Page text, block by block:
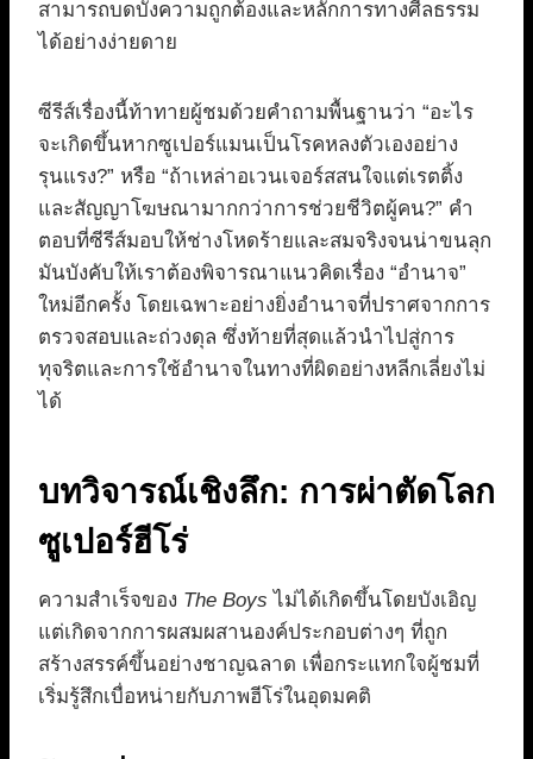
สามารถบดบังความถูกต้องและหลักการทางศีลธรรม
ได้อย่างง่ายดาย
ซีรีส์เรื่องนี้ท้าทายผู้ชมด้วยคำถามพื้นฐานว่า “อะไร
จะเกิดขึ้นหากซูเปอร์แมนเป็นโรคหลงตัวเองอย่าง
รุนแรง?” หรือ “ถ้าเหล่าอเวนเจอร์สสนใจแต่เรตติ้ง
และสัญญาโฆษณามากกว่าการช่วยชีวิตผู้คน?” คำ
ตอบที่ซีรีส์มอบให้ช่างโหดร้ายและสมจริงจนน่าขนลุก
มันบังคับให้เราต้องพิจารณาแนวคิดเรื่อง “อำนาจ”
ใหม่อีกครั้ง โดยเฉพาะอย่างยิ่งอำนาจที่ปราศจากการ
ตรวจสอบและถ่วงดุล ซึ่งท้ายที่สุดแล้วนำไปสู่การ
ทุจริตและการใช้อำนาจในทางที่ผิดอย่างหลีกเลี่ยงไม่
ได้
บทวิจารณ์เชิงลึก: การผ่าตัดโลก
ซูเปอร์ฮีโร่
ความสำเร็จของ The Boys ไม่ได้เกิดขึ้นโดยบังเอิญ
แต่เกิดจากการผสมผสานองค์ประกอบต่างๆ ที่ถูก
สร้างสรรค์ขึ้นอย่างชาญฉลาด เพื่อกระแทกใจผู้ชมที่
เริ่มรู้สึกเบื่อหน่ายกับภาพฮีโร่ในอุดมคติ